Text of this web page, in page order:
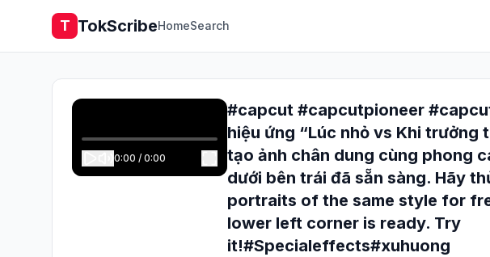
T TokScribeHomeSearch
0:00 / 0:00
#capcut #capcutpioneer
hiệu ứng “Lúc nhỏ vs Khi trưởng
tạo ảnh chân dung cùng phong
dưới bên trái đã sẵn sàng. Hãy
portraits of the same style for
lower left corner is ready. Try
it!#Specialeffects#xuhuong